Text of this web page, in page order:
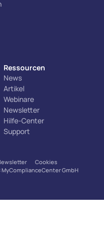
Ressourcen
News
Artikel
Webinare
Newsletter
Hilfe-Center
Support
Cookies
MyComplianceCenter GmbH